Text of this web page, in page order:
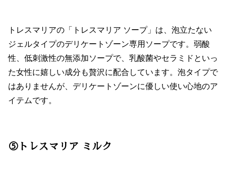
トレスマリアの「トレスマリア ソープ」は、泡立たない
ジェルタイプのデリケートゾーン専用ソープです。弱酸
性、低刺激性の無添加ソープで、乳酸菌やセラミドといっ
た女性に嬉しい成分も贅沢に配合しています。泡タイプで
はありませんが、デリケートゾーンに優しい使い心地のア
イテムです。
⑤トレスマリア ミルク